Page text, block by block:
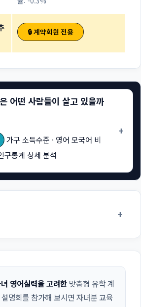
🔒 계약회원 전용
어떤 사람들이 살고 있을까
가구 소득수준 · 영어 모국어 비
구통계 상세 분석
+
+
영어실력을 고려한 맞춤형 유학 계
명회를 참가해 보시면 자녀분 교육